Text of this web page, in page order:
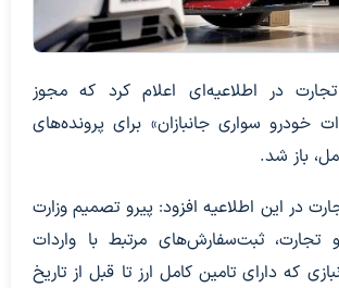
در اطلاعیه‌ای اعلام کرد که مجوز
خودرو سواری جانبازان» برای پرونده‌های
باز شد.
در این اطلاعیه افزود: پیرو تصمیم وزارت
ثبت‌سفارش‌های مرتبط با واردات
که دارای تامین کامل ارز تا قبل از تاریخ